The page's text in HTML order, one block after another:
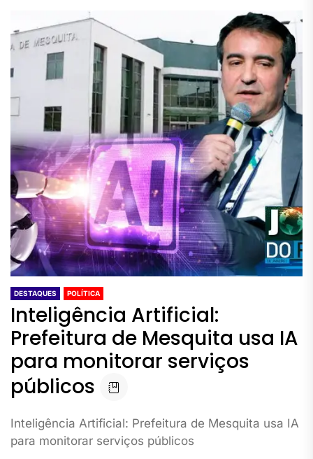
DESTAQUES POLÍTICA
Inteligência Artificial:
Prefeitura de Mesquita usa IA
para monitorar serviços
públicos
Inteligência Artificial: Prefeitura de Mesquita usa IA
para monitorar serviços públicos